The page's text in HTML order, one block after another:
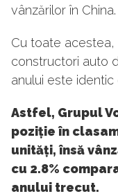
vânzărilor în China.
Cu toate acestea,
constructori auto
anului este identic
Astfel, Grupul
poziție în
unități, însă
cu 2.8%
anului trecut.